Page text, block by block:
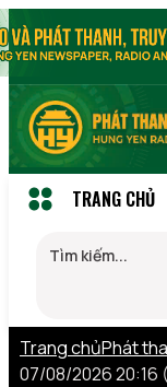
TRANG CHỦ
Trang chủPhát
07/08/2026 20:16